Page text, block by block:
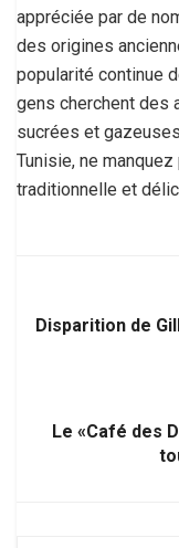
appréciée par de
des origines
popularité continue
gens cherchent des
sucrées et
Tunisie, ne
traditionnelle et
Disparition de
Le «Café des